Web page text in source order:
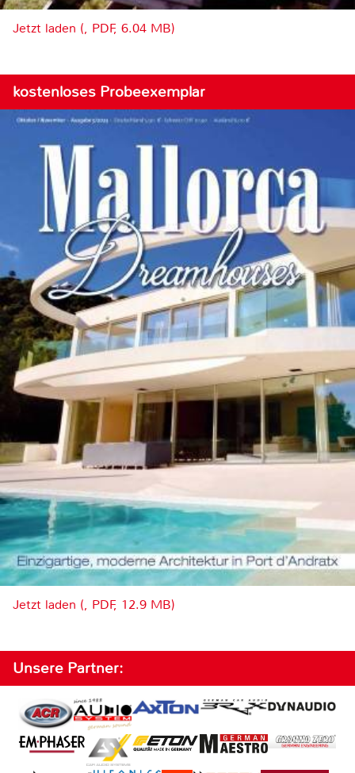
Jetzt laden (, PDF, 6.04 MB)
kostenloses Probeexemplar
Jetzt laden (, PDF, 12.9 MB)
Unsere Partner: